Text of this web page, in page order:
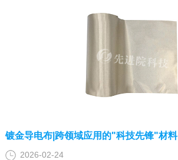
镀金导电布|跨领域应用的"科技先锋"材料
2026-02-24